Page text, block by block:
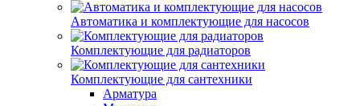
Автоматика и комплектующие для насосов
Комплектующие для радиаторов
Комплектующие для сантехники
Арматура